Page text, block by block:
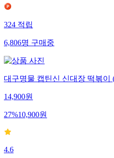
324 적립
6,806명 구매중
대구명물 캡틴신 신대장 떡볶이
14,900원
27%10,900원
4.6